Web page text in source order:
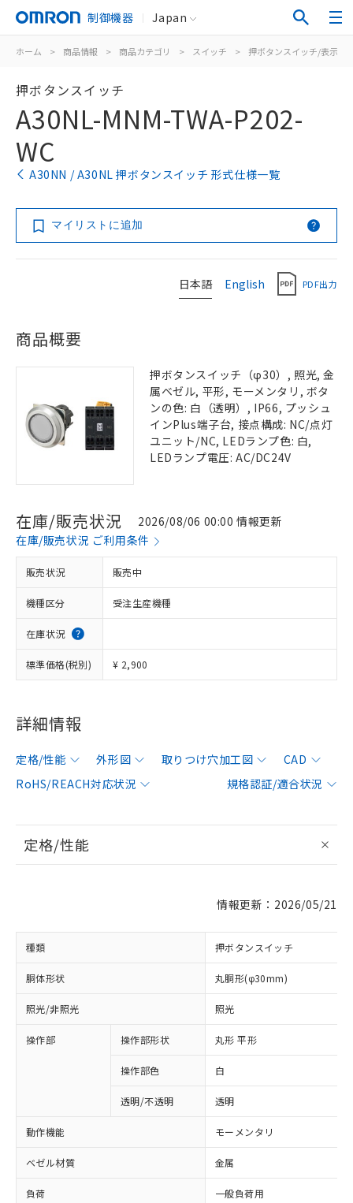
制御機器 Japan
ホーム > 商品情報 > 商品カテゴリ > スイッチ > 押ボタンスイッチ/表示灯
押ボタンスイッチ
A30NL-MNM-TWA-P202-
WC
A30NN / A30NL 押ボタンスイッチ 形式仕様一覧
マイリストに追加
日本語 English PDF出力
商品概要
押ボタンスイッチ（φ30）, 照光, 金
属ベゼル, 平形, モーメンタリ, ボタ
ンの色: 白（透明）, IP66, プッシュ
インPlus端子台, 接点構成: NC/点灯
ユニット/NC, LEDランプ色: 白,
LEDランプ電圧: AC/DC24V
在庫/販売状況
2026/08/06 00:00 情報更新
在庫/販売状況 ご利用条件
販売状況 販売中
機種区分 受注生産機種
在庫状況
標準価格(税別) ¥ 2,900
詳細情報
定格/性能 外形図 取りつけ穴加工図
CAD
RoHS/REACH対応状況
規格認証/適合状況
定格/性能
情報更新：2026/05/21
種類 押ボタンスイッチ
胴体形状 丸胴形(φ30mm)
照光/非照光 照光
操作部 操作部形状 丸形 平形
操作部色 白
透明/不透明 透明
動作機能 モーメンタリ
ベゼル材質 金属
負荷 一般負荷用